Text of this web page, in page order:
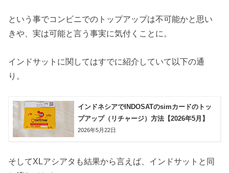
という事でコンビニでのトップアップは不可能かと思い
きや、実は可能と言う事実に気付くことに。
インドサットに関してはすでに紹介していて以下の通
り。
インドネシアでINDOSATのsimカードのトッ
プアップ（リチャージ）方法【2026年5月】
2026年5月22日
そしてXLアシアタも結果から言えば、インドサットと同